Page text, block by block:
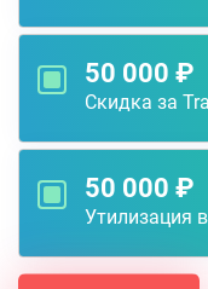
50 000 ₽
Скидка за
50 000 ₽
Утилизация